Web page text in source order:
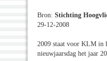
Bron: Stichting
29-12-2008
2009 staat voor KLM in
nieuwjaarsdag het jaar